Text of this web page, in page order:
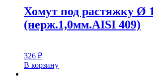
Хомут под растяжку Ø
(нерж.1,0мм.AISI 409)
326 ₽
В корзину